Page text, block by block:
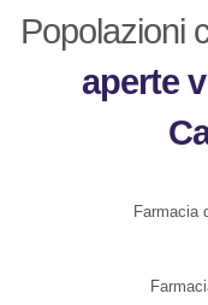
Popolazioni
aperte
Farmacia